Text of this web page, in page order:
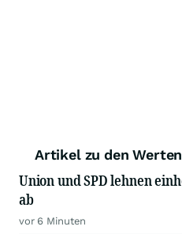
Artikel zu den Werten
Union und SPD lehnen
ab
vor 6 Minuten